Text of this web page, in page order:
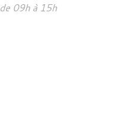
de 09h à 15h